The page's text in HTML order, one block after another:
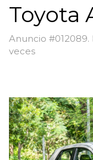
Toyota
Anuncio #012089.
veces